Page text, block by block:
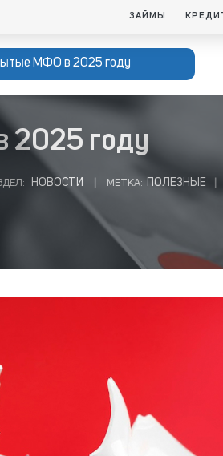
ЗАЙМЫ
МФО в 2025 году
2025 году
НОВОСТИ МЕТКА: ПОЛЕЗНЫЕ